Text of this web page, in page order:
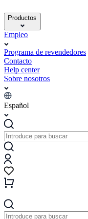
Productos
Empleo
Programa de revendedores
Contacto
Help center
Sobre nosotros
Español